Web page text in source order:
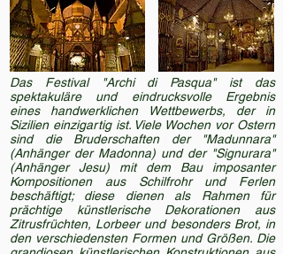
Das Festival "Archi di Pasqua" ist das
spektakuläre und eindrucksvolle Ergebnis
eines handwerklichen Wettbewerbs, der in
Sizilien einzigartig ist. Viele Wochen vor Ostern
sind die Bruderschaften der "Madunnara"
(Anhänger der Madonna) und der "Signurara"
(Anhänger Jesu) mit dem Bau imposanter
Kompositionen aus Schilfrohr und Ferlen
beschäftigt; diese dienen als Rahmen für
prächtige künstlerische Dekorationen aus
Zitrusfrüchten, Lorbeer und besonders Brot, in
den verschiedensten Formen und Größen. Die